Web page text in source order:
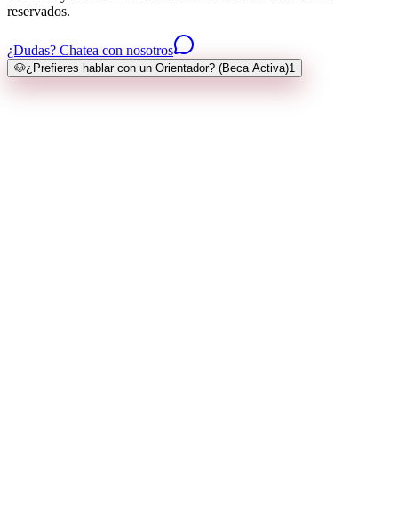
reservados.
¿Dudas? Chatea con nosotros
🐶¿Prefieres hablar con un Orientador? (Beca Activa)1